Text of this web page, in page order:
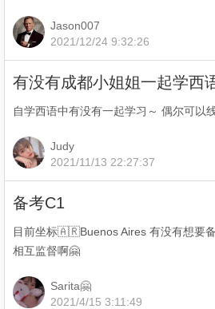
Jason007
2021/12/24 9:32:26
有没有成都小姐姐一起学西
自学西语中有没有一起学习～ 偶尔可以
Judy
2021/11/13 22:27:37
备考C1
目前坐标🇦🇷Buenos Aires 有没有想要
相互监督啊🤗
Sarita🤗
2021/4/15 3:11:49